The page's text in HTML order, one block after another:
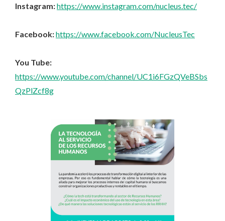
Instagram:https://www.instagram.com/nucleus.tec/
Facebook:https://www.facebook.com/NucleusTec
You Tube:
https://www.youtube.com/channel/UC1i6FGzQVeBSbs
QzPlZcf8g